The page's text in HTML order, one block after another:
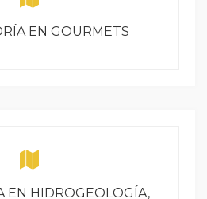
EN GOURMETS
EN HIDROGEOLOGÍA,